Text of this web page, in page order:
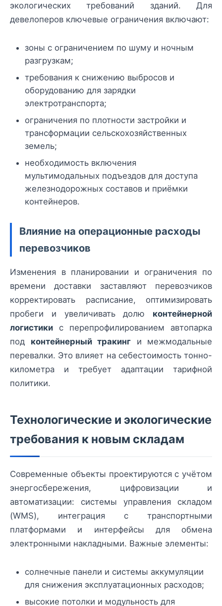
экологических требований зданий. Для
девелоперов ключевые ограничения включают:
зоны с ограничением по шуму и ночным
разгрузкам;
требования к снижению выбросов и
оборудованию для зарядки
электротранспорта;
ограничения по плотности застройки и
трансформации сельскохозяйственных
земель;
необходимость включения
мультимодальных подъездов для доступа
железнодорожных составов и приёмки
контейнеров.
Влияние на операционные расходы
перевозчиков
Изменения в планировании и ограничения по
времени доставки заставляют перевозчиков
корректировать расписание, оптимизировать
пробеги и увеличивать долю контейнерной
логистики с перепрофилированием автопарка
под контейнерный тракинг и межмодальные
перевалки. Это влияет на себестоимость тонно-
километра и требует адаптации тарифной
политики.
Технологические и экологические
требования к новым складам
Современные объекты проектируются с учётом
энергосбережения, цифровизации и
автоматизации: системы управления складом
(WMS), интеграция с транспортными
платформами и интерфейсы для обмена
электронными накладными. Важные элементы:
солнечные панели и системы аккумуляции
для снижения эксплуатационных расходов;
высокие потолки и модульность для